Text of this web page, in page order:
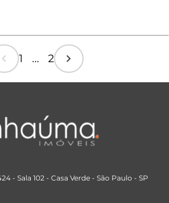
chevron_left 1 ... 2 chevron_right
- Sala 102 - Casa Verde- São Paulo - SP